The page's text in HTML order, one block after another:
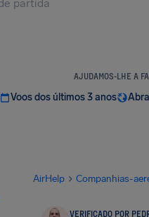
AJUDAMOS-LHE A
Voos dos últimos 3 anos
AirHelp Companhias-
VERIFICADO POR